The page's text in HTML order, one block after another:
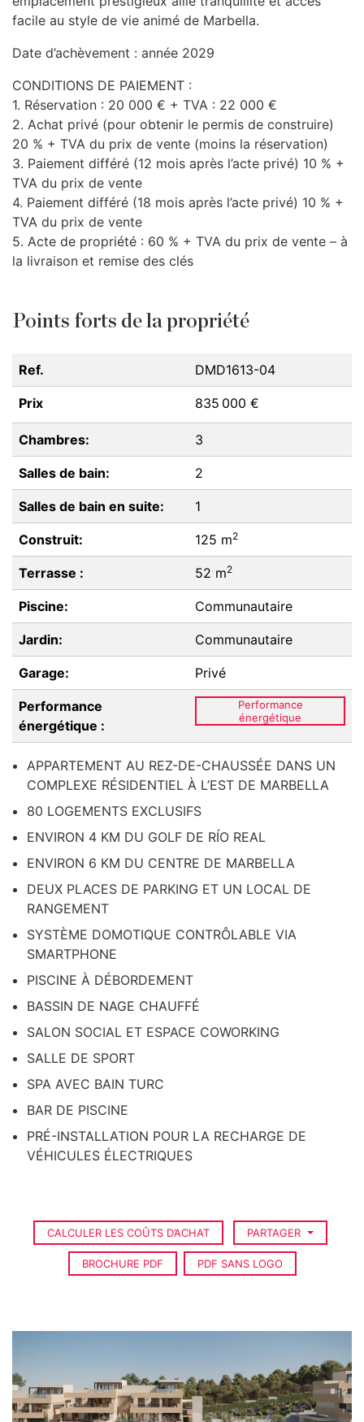
facile au style de vie animé de Marbella.
Date d’achèvement : année 2029
CONDITIONS DE PAIEMENT :
1. Réservation : 20 000 € + TVA : 22 000 €
2. Achat privé (pour obtenir le permis de construire)
20 % + TVA du prix de vente (moins la réservation)
3. Paiement différé (12 mois après l’acte privé) 10 % +
TVA du prix de vente
4. Paiement différé (18 mois après l’acte privé) 10 % +
TVA du prix de vente
5. Acte de propriété : 60 % + TVA du prix de vente – à
la livraison et remise des clés
Points forts de la propriété
Ref. DMD1613-04
Prix 835 000 €
Chambres: 3
Salles de bain: 2
Salles de bain en suite: 1
Construit: 125 m2
Terrasse : 52 m2
Piscine: Communautaire
Jardin: Communautaire
Garage: Privé
Performance
énergétique :
Performance
énergétique
APPARTEMENT AU REZ-DE-CHAUSSÉE DANS UN
COMPLEXE RÉSIDENTIEL À L’EST DE MARBELLA
80 LOGEMENTS EXCLUSIFS
ENVIRON 4 KM DU GOLF DE RÍO REAL
ENVIRON 6 KM DU CENTRE DE MARBELLA
DEUX PLACES DE PARKING ET UN LOCAL DE
RANGEMENT
SYSTÈME DOMOTIQUE CONTRÔLABLE VIA
SMARTPHONE
PISCINE À DÉBORDEMENT
BASSIN DE NAGE CHAUFFÉ
SALON SOCIAL ET ESPACE COWORKING
SALLE DE SPORT
SPA AVEC BAIN TURC
BAR DE PISCINE
PRÉ-INSTALLATION POUR LA RECHARGE DE
VÉHICULES ÉLECTRIQUES
CALCULER LES COÛTS D’ACHAT PARTAGER
BROCHURE PDF PDF SANS LOGO